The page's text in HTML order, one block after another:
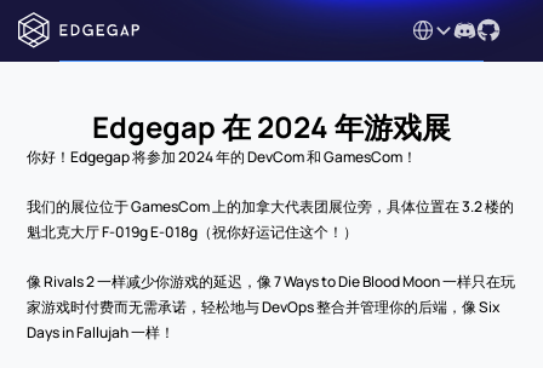
Select Language
Edgegap 在 2024 年游戏展
你好！Edgegap 将参加 2024 年的 DevCom 和 GamesCom！
我们的展位位于 GamesCom 上的加拿大代表团展位旁，具体位置在 3.2 楼的
魁北克大厅 F-019g E-018g（祝你好运记住这个！）
像 Rivals 2 一样减少你游戏的延迟，像 7 Ways to Die Blood Moon 一样只在玩
家游戏时付费而无需承诺，轻松地与 DevOps 整合并管理你的后端，像 Six
Days in Fallujah 一样！